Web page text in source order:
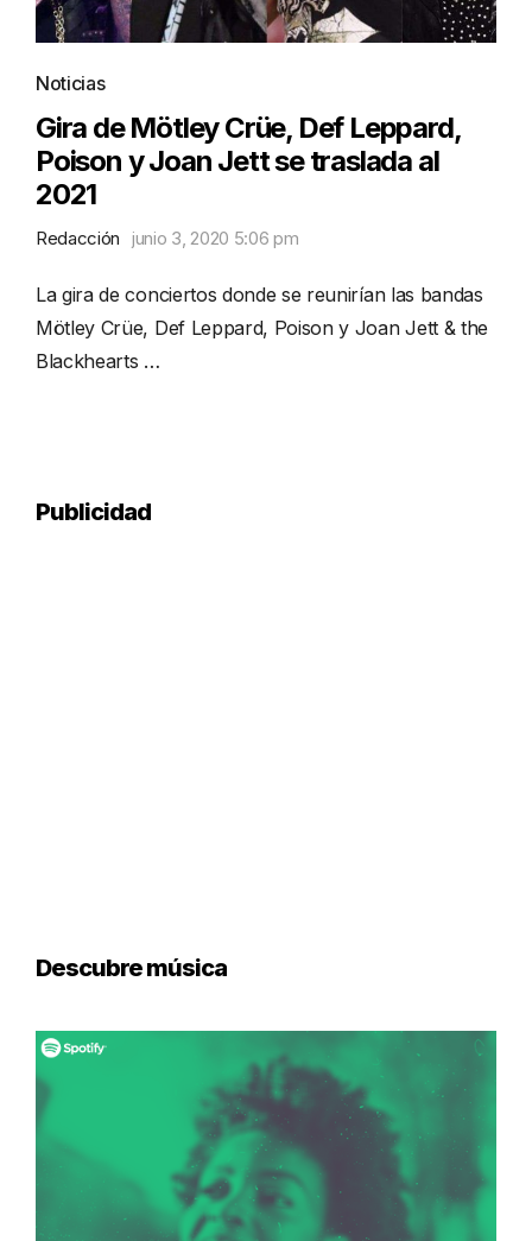
Noticias
Gira de Mötley Crüe, Def Leppard,
Poison y Joan Jett se traslada al
2021
Redacción junio 3, 2020 5:06 pm
La gira de conciertos donde se reunirían las bandas
Mötley Crüe, Def Leppard, Poison y Joan Jett & the
Blackhearts …
Publicidad
Descubre música